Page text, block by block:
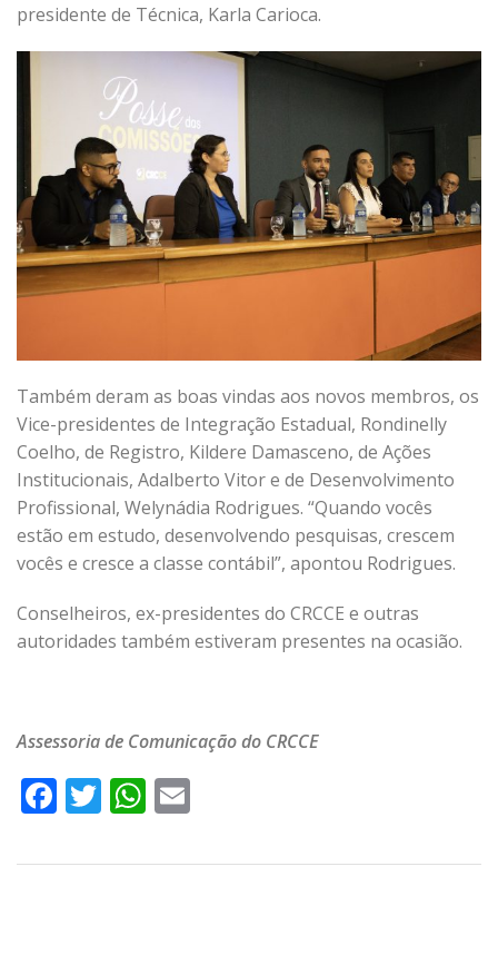
presidente de Técnica, Karla Carioca.
Também deram as boas vindas aos novos membros, os
Vice-presidentes de Integração Estadual, Rondinelly
Coelho, de Registro, Kildere Damasceno, de Ações
Institucionais, Adalberto Vitor e de Desenvolvimento
Profissional, Welynádia Rodrigues. “Quando vocês
estão em estudo, desenvolvendo pesquisas, crescem
vocês e cresce a classe contábil”, apontou Rodrigues.
Conselheiros, ex-presidentes do CRCCE e outras
autoridades também estiveram presentes na ocasião.
Assessoria de Comunicação do CRCCE
Facebook
TwitterWhatsApp